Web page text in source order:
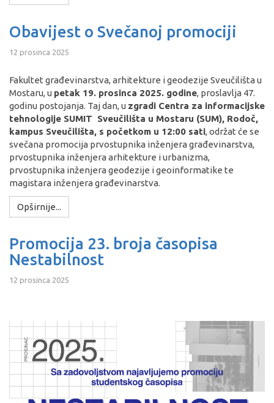
Obavijest o Svečanoj promociji
12 prosinca 2025
Fakultet građevinarstva, arhitekture i geodezije Sveučilišta u
Mostaru, u petak 19. prosinca 2025. godine, proslavlja 47.
godinu postojanja. Taj dan, u zgradi Centra za informacijske
tehnologije SUMIT Sveučilišta u Mostaru (SUM), Rodoč,
kampus Sveučilišta, s početkom u 12:00 sati, održat će se
svečana promocija prvostupnika inženjera građevinarstva,
prvostupnika inženjera arhitekture i urbanizma,
prvostupnika inženjera geodezije i geoinformatike te
magistara inženjera građevinarstva.
Opširnije...
Promocija 23. broja časopisa
Nestabilnost
12 prosinca 2025